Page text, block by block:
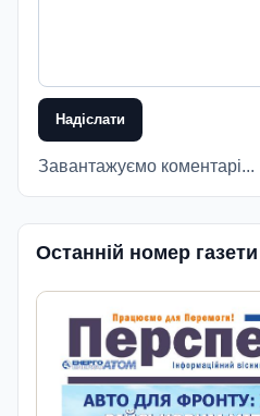
Надіслати
Завантажуємо коментарі...
Останній номер газети